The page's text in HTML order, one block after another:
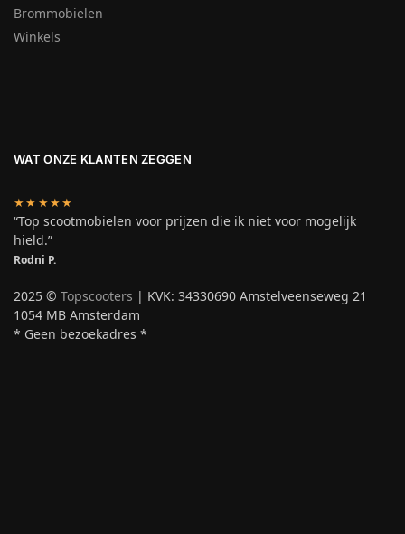
Brommobielen
Winkels
WAT ONZE KLANTEN ZEGGEN
★★★★★
“Top scootmobielen voor prijzen die ik niet voor mogelijk
hield.”
Rodni P.
2025 © Topscooters | KVK: 34330690 Amstelveenseweg 21
1054 MB Amsterdam
* Geen bezoekadres *